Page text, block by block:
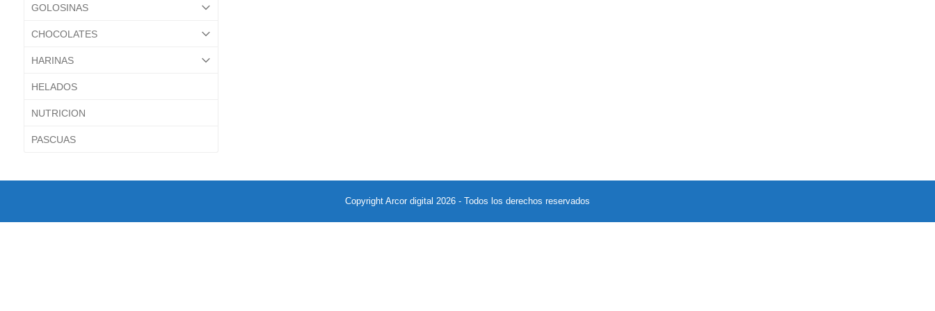
GOLOSINAS
CHOCOLATES
HARINAS
HELADOS
NUTRICION
PASCUAS
Copyright Arcor digital 2026 - Todos los derechos reservados